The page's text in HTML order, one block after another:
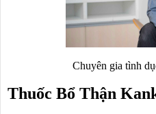
Chuyên gia tình
Thuốc Bổ Thận